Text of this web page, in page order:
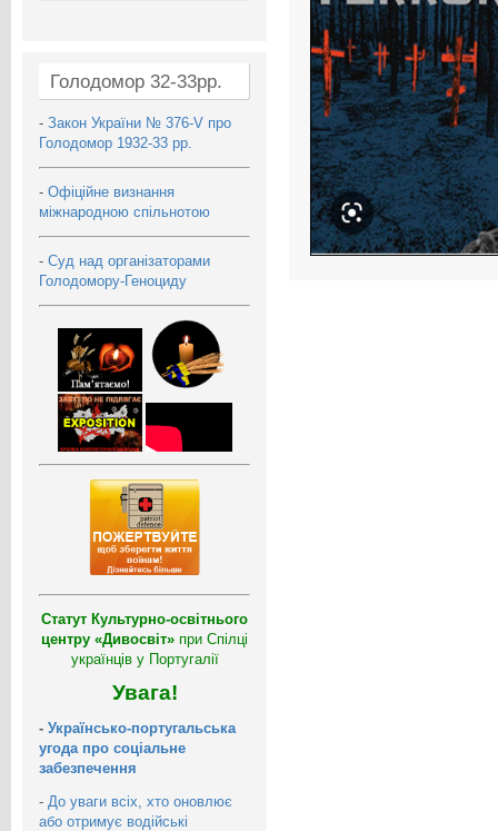
Голодомор 32-33рр.
- Закон України № 376-V про
Голодомор 1932-33 рр.
- Офіційне визнання
міжнародною спільнотою
- Суд над організаторами
Голодомору-Геноциду
Статут Культурно-освітнього
центру «Дивосвіт» при Спілці
українців у Португалії
Увага!
- Українсько-португальська
угода про соціальне
забезпечення
- До уваги всіх, хто оновлює
або отримує водійські